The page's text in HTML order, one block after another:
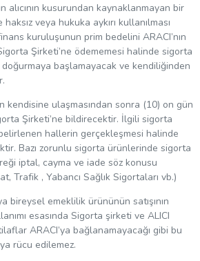
alıcının kusurundan kaynaklanmayan bir
veya hukuka aykırı kullanılması
kuruluşunun prim bedelini ARACI’nın
Şirketi’ne ödememesi halinde sigorta
başlamayacak ve kendiliğinden
kendisine ulaşmasından sonra (10) on gün
Şirketi’ne bildirecektir. İlgili sigorta
hallerin gerçekleşmesi halinde
Bazı zorunlu sigorta ürünlerinde sigorta
iptal, cayma ve iade söz konusu
Trafik , Yabancı Sağlık Sigortaları vb.)
bireysel emeklilik ürününün satışının
esasında Sigorta şirketi ve ALICI
ARACI’ya bağlanamayacağı gibi bu
rücu edilemez.